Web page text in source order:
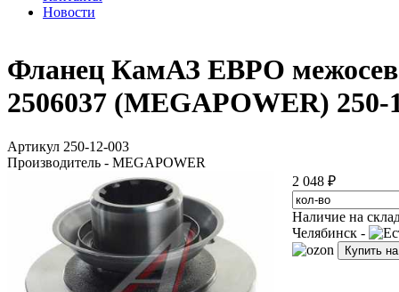
Новости
Фланец КамАЗ ЕВРО
2506037 (MEGAPOWER) 250-
Артикул 250-12-003
Производитель - MEGAPOWER
2 048 ₽
Наличие на
Челябинск -
Купить